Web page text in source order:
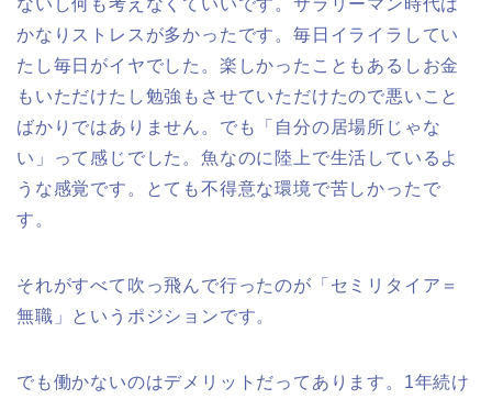
ないし何も考えなくていいです。サラリーマン時代は
かなりストレスが多かったです。毎日イライラしてい
たし毎日がイヤでした。楽しかったこともあるしお金
もいただけたし勉強もさせていただけたので悪いこと
ばかりではありません。でも「自分の居場所じゃな
い」って感じでした。魚なのに陸上で生活しているよ
うな感覚です。とても不得意な環境で苦しかったで
す。
それがすべて吹っ飛んで行ったのが「セミリタイア＝
無職」というポジションです。
でも働かないのはデメリットだってあります。1年続け